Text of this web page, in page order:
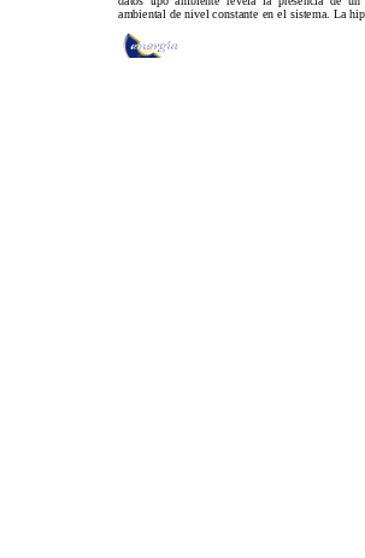
Aceptar